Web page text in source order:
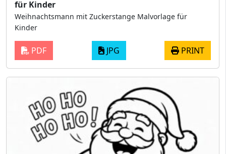
für Kinder
Weihnachtsmann mit Zuckerstange Malvorlage für
Kinder
PDF JPG PRINT